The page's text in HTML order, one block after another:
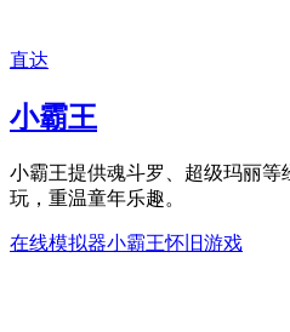
直达
小霸王
小霸王提供魂斗罗、超级玛丽等
玩，重温童年乐趣。
在线模拟器小霸王怀旧游戏